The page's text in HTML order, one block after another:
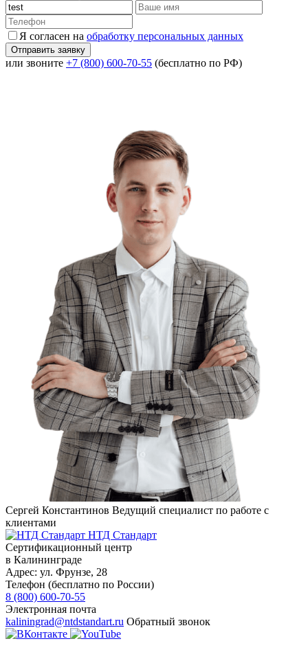
Я согласен на обработку персональных данных
или звоните +7 (800) 600-70-55 (бесплатно по РФ)
Сергей Константинов Ведущий специалист по работе с
клиентами
НТД Стандарт
Сертификационный центр
в Калининграде
Адрес: ул. Фрунзе, 28
Телефон (бесплатно по России)
8 (800) 600-70-55
Электронная почта
kaliningrad@ntdstandart.ru Обратный звонок